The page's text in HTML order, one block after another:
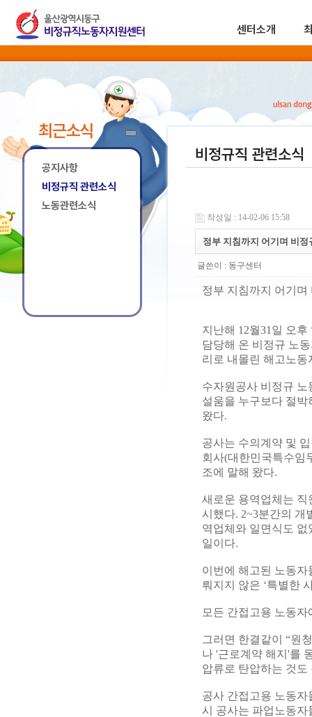
센터소개
최근소식
공지사항
비정규직 관련소식
노동관련소식
비정규직 관련소식
작성일 : 14-02-06 15:58
정부 지침까지 어기며 비
글쓴이 : 동구센터
정부 지침까지 어기
지난해 12월31일 오
담당해 온 비정규 노
리로 내몰린 해고노
수자원공사 비정규
설움을 누구보다 절
왔다.
공사는 수의계약 및
회사(대한민국특수임
조에 말해 왔다.
새로운 용역업체는
시했다. 2~3분간의 개
역업체와 일면식도
일이다.
이번에 해고된 노동
뤄지지 않은 ‘특별한
모든 간접고용 노동
그러면 한결같이 “원
나 '근로계약 해지'를
압류로 탄압하는 것도
공사 간접고용 노동자
시 공사는 파업노동